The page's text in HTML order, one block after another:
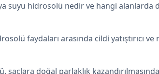
suyu hidrosolü nedir ve hangi
faydaları arasında cildi yatıştırıcı
saçlara doğal parlaklık